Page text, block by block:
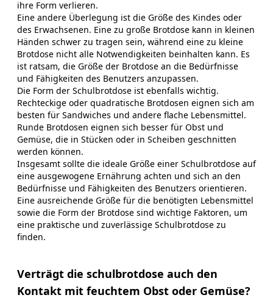
ihre Form verlieren.
Eine andere Überlegung ist die Größe des Kindes oder
des Erwachsenen. Eine zu große Brotdose kann in kleinen
Händen schwer zu tragen sein, während eine zu kleine
Brotdose nicht alle Notwendigkeiten beinhalten kann. Es
ist ratsam, die Größe der Brotdose an die Bedürfnisse
und Fähigkeiten des Benutzers anzupassen.
Die Form der Schulbrotdose ist ebenfalls wichtig.
Rechteckige oder quadratische Brotdosen eignen sich am
besten für Sandwiches und andere flache Lebensmittel.
Runde Brotdosen eignen sich besser für Obst und
Gemüse, die in Stücken oder in Scheiben geschnitten
werden können.
Insgesamt sollte die ideale Größe einer Schulbrotdose auf
eine ausgewogene Ernährung achten und sich an den
Bedürfnisse und Fähigkeiten des Benutzers orientieren.
Eine ausreichende Größe für die benötigten Lebensmittel
sowie die Form der Brotdose sind wichtige Faktoren, um
eine praktische und zuverlässige Schulbrotdose zu
finden.
Verträgt die schulbrotdose auch den
Kontakt mit feuchtem Obst oder Gemüse?